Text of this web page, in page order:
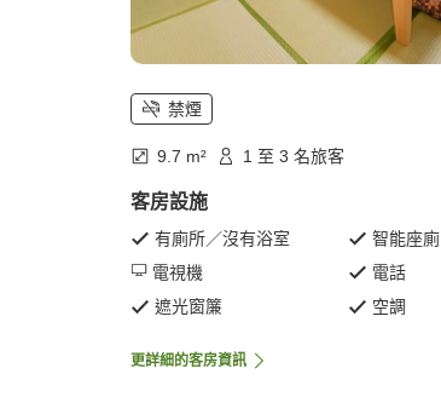
禁煙
9.7 m² 1 至 3 名旅客
客房設施
有廁所／沒有浴室
智能座廁
電視機
電話
遮光窗簾
空調
更詳細的客房資訊